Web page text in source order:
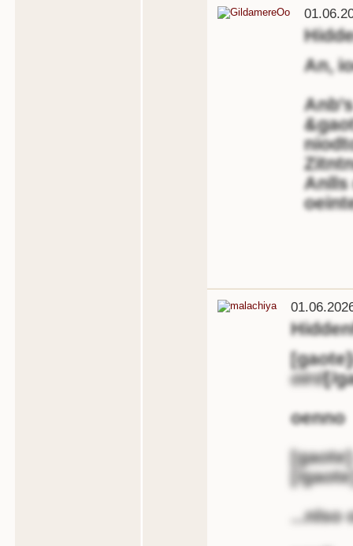
An,
Anlls
[gaote]
oird[/
oenno
[/
...nlso